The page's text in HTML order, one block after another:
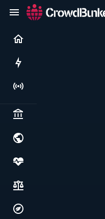
Live
Politics & institutions
Society, justice & freedoms
Economy, environment & technology